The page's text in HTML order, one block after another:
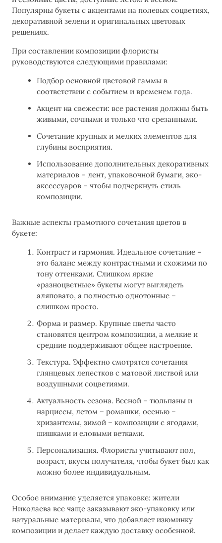
Популярны букеты с акцентами на полевых соцветиях,
декоративной зелени и оригинальных цветовых
решениях.
При составлении композиции флористы
руководствуются следующими правилами:
Подбор основной цветовой гаммы в
соответствии с событием и временем года.
Акцент на свежести: все растения должны быть
живыми, сочными и только что срезанными.
Сочетание крупных и мелких элементов для
глубины восприятия.
Использование дополнительных декоративных
материалов – лент, упаковочной бумаги, эко-
аксессуаров – чтобы подчеркнуть стиль
композиции.
Важные аспекты грамотного сочетания цветов в
букете:
Контраст и гармония. Идеальное сочетание –
это баланс между контрастными и схожими по
тону оттенками. Слишком яркие
«разноцветные» букеты могут выглядеть
аляповато, а полностью однотонные –
слишком просто.
Форма и размер. Крупные цветы часто
становятся центром композиции, а мелкие и
средние поддерживают общее настроение.
Текстура. Эффектно смотрятся сочетания
глянцевых лепестков с матовой листвой или
воздушными соцветиями.
Актуальность сезона. Весной – тюльпаны и
нарциссы, летом – ромашки, осенью –
хризантемы, зимой – композиции с ягодами,
шишками и еловыми ветками.
Персонализация. Флористы учитывают пол,
возраст, вкусы получателя, чтобы букет был как
можно более индивидуальным.
Особое внимание уделяется упаковке: жители
Николаева все чаще заказывают эко-упаковку или
натуральные материалы, что добавляет изюминку
композиции и делает каждую доставку особенной.